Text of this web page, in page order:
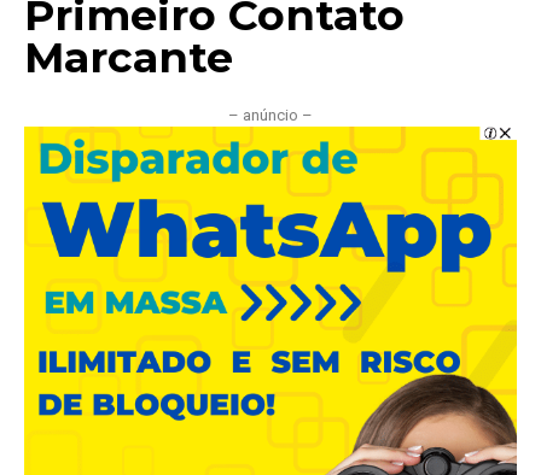
Primeiro Contato
Marcante
– anúncio –